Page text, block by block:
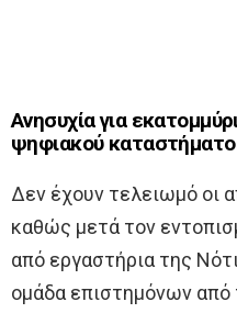
Ανησυχία για
ψηφιακού
Δεν έχουν τελειωμό οι
καθώς μετά τον
από εργαστήρια της
ομάδα επιστημόνων από